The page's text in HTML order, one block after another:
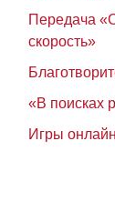
Передача
скорость»
«В поисках
Игры онлайн